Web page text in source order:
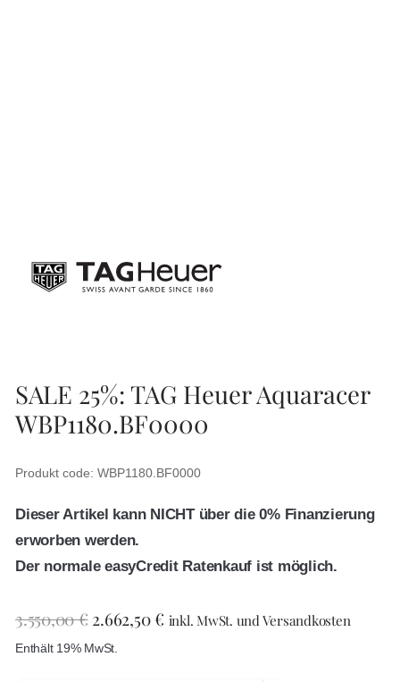
SALE 25%: TAG Heuer Aquaracer
WBP1180.BF0000
Produkt code: WBP1180.BF0000
Dieser Artikel kann NICHT über die 0% Finanzierung
erworben werden.
Der normale easyCredit Ratenkauf ist möglich.
3.550,00€ 2.662,50€ inkl. MwSt. und Versandkosten
Enthält 19% MwSt.